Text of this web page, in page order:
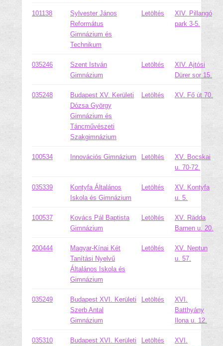
101138
Sylvester János
Református
Gimnázium és
Technikum
Letöltés
XIV. Pillangó
park 3-5.
035246
Szent István
Gimnázium
Letöltés
XIV. Ajtósi
Dürer sor 15.
035248
Budapest XV. Kerületi
Dózsa György
Gimnázium és
Táncművészeti
Szakgimnázium
Letöltés XV. Fő út 70.
100534 Innovációs Gimnázium Letöltés
XV. Bocskai
u. 70-72.
035339
Kontyfa Általános
Iskola és Gimnázium
Letöltés
XV. Kontyfa
u. 5.
100537
Kovács Pál Baptista
Gimnázium
Letöltés
XV. Rädda
Barnen u. 20.
200444
Magyar-Kínai Két
Tanítási Nyelvű
Általános Iskola és
Gimnázium
Letöltés
XV. Neptun
u. 57.
035249
Budapest XVI. Kerületi
Szerb Antal
Gimnázium
Letöltés
XVI.
Batthyány
Ilona u. 12.
035310
Budapest XVI. Kerületi
Letöltés
XVI.